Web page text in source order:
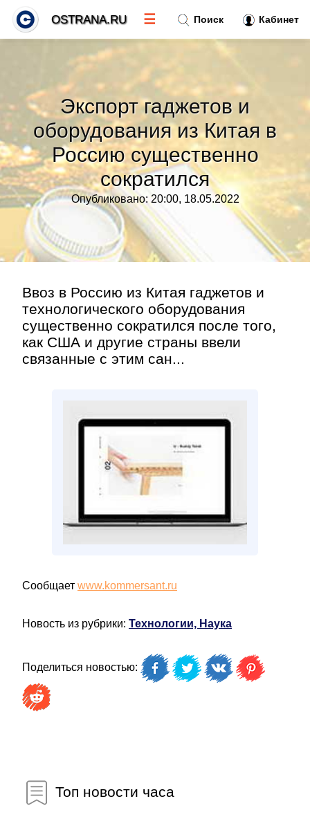
Экспорт гаджетов и
оборудования из Китая в
Россию существенно
сократился
Опубликовано: 20:00, 18.05.2022
Ввоз в Россию из Китая гаджетов и
технологического оборудования
существенно сократился после того,
как США и другие страны ввели
связанные с этим сан...
Сообщает www.kommersant.ru
Новость из рубрики: Технологии, Наука
Поделиться новостью:
Топ новости часа
Поиск Кабинет
OSTRANA.RU ☰
Тренды новостей»
Рубрики»
Правила»
Контакт»